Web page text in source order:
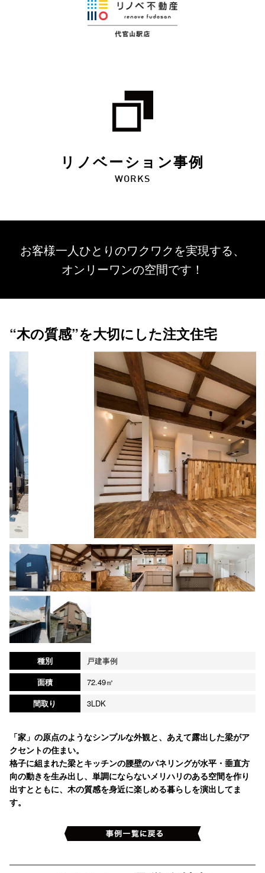
リノベーション事例
WORKS
お客様一人ひとりのワクワクを実現する、
オンリーワンの空間です！
“木の質感”を大切にした注文住宅
種別
戸建事例
面積
72.49㎡
間取り
3LDK
「家」の原点のようなシンプルな外観と、あえて露出した梁がア
クセントの住まい。
格子に組まれた梁とキッチンの腰壁のパネリングが水平・垂直方
向の動きを生み出し、単調にならないメリハリのある空間を作り
出すとともに、木の質感を身近に楽しめる暮らしを演出してま
す。